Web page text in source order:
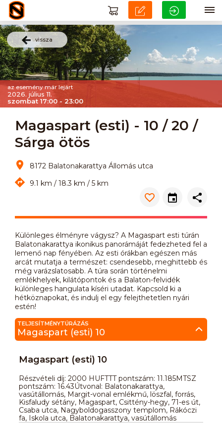
vissza
az esemény már lejárt
2026. július 11.
szombat 17:00 - 23:00
Magaspart (esti) - 10 / 20 /
Sárga ötös
8172 Balatonakarattya Állomás utca
9.1 km / 18.3 km / 5 km
Különleges élményre vágysz? A Magaspart esti túrán
Balatonakarattya ikonikus panorámáját fedezheted fel a
lemenő nap fényében. Az esti órákban egészen más
arcát mutatja a természet: csendesebb, meghittebb és
még varázslatosabb. A túra során történelmi
emlékhelyek, kilátópontok és a Balaton-felvidék
különleges hangulata kíséri utadat. Kapcsold ki a
hétköznapokat, és indulj el egy felejthetetlen nyári
estén!
TELJESÍTMÉNYTÚRÁZÁS
Magaspart (esti) 10
Magaspart (esti) 10
Részvételi díj: 2000 HUFTTT pontszám: 11.185MTSZ
pontszám: 16.43Útvonal: Balatonakarattya,
vasútállomás, Margit-vonal emlékmű, löszfal, forrás,
Kisfaludy sétány, Magaspart, Csittény-hegy, 71-es út,
Csaba utca, Nagyboldogasszony templom, Rákóczi
fa, Iskola utca, Balatonakarattya, vasútállomás